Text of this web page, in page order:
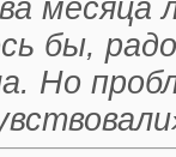
бы,
Но